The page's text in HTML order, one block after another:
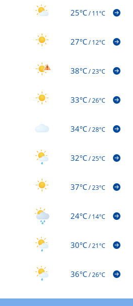
25°C/11°C
27°C/12°C
38°C/23°C
33°C/26°C
34°C/28°C
32°C/25°C
37°C/23°C
24°C/14°C
30°C/21°C
36°C/26°C